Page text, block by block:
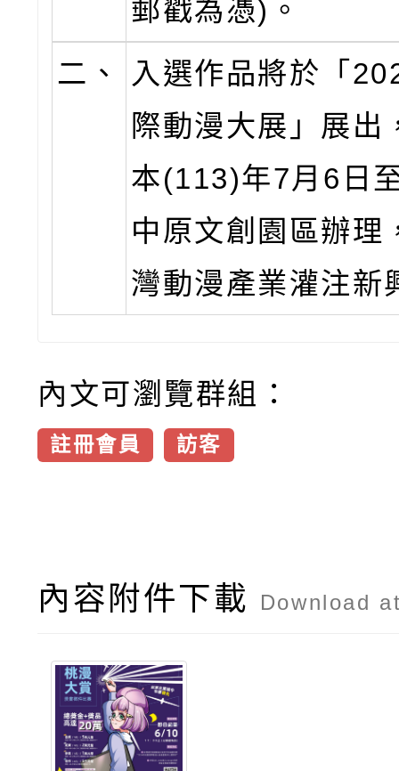
郵戳為憑)。
二、
入選作品將於「
際動漫大展」展出
本(113)年7月6日
中原文創園區辦理
灣動漫產業灌注新
內文可瀏覽群組：
註冊會員 訪客
內容附件下載 Download